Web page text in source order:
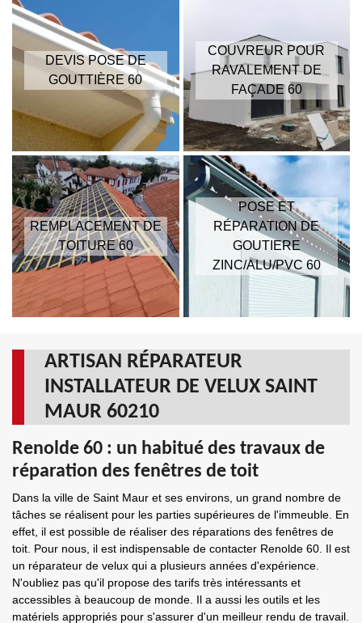
DEVIS POSE DE
GOUTTIÈRE 60
COUVREUR POUR
RAVALEMENT DE
FAÇADE 60
REMPLACEMENT DE
TOITURE 60
POSE ET
RÉPARATION DE
GOUTIERE
ZINC/ALU/PVC 60
ARTISAN RÉPARATEUR
INSTALLATEUR DE VELUX SAINT
MAUR 60210
Renolde 60 : un habitué des travaux de
réparation des fenêtres de toit
Dans la ville de Saint Maur et ses environs, un grand nombre de
tâches se réalisent pour les parties supérieures de l'immeuble. En
effet, il est possible de réaliser des réparations des fenêtres de
toit. Pour nous, il est indispensable de contacter Renolde 60. Il est
un réparateur de velux qui a plusieurs années d'expérience.
N'oubliez pas qu'il propose des tarifs très intéressants et
accessibles à beaucoup de monde. Il a aussi les outils et les
matériels appropriés pour s'assurer d'un meilleur rendu de travail.